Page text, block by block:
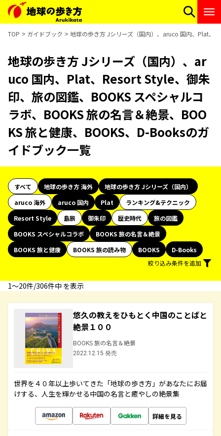
TOP ガイドブック 地球の歩き方 Jシリーズ（国内）、aruco 国内、Plat、
地球の歩き方 Jシリーズ（国内）、ar
uco 国内、Plat、Resort Style、御朱
印、旅の図鑑、BOOKS スペシャルコ
ラボ、BOOKS 旅の名言＆絶景、BOO
KS 旅と健康、BOOKS、D-Booksのガ
イドブック一覧
すべて 地球の歩き方 海外
地球の歩き方 Jシリーズ（国内）
aruco 海外
aruco 国内 Plat
ランキング&テクニック
Resort Style
島旅 御朱印 歴史時代
旅の図鑑
BOOKS スペシャルコラボ
BOOKS 旅の名言＆絶景
BOOKS 旅と健康
BOOKS 旅の読み物 BOOKS
D-Books
絞り込み条件を追加
1〜20件/306件中 を表示
悠久の教えをひもとく中国のことばと
絶景１００
BOOKS 旅の名言＆絶景
2022.12.15 発売
世界を４０年以上歩いてきた「地球の歩き方」があなたにお届
けする、人生を輝かせる中国の名言と癒やしの絶景集
詳細を見る